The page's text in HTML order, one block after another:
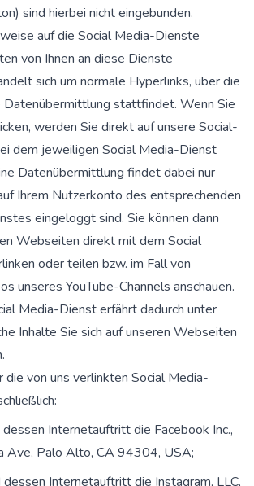
sind hierbei nicht eingebunden.
auf die Social Media-Dienste
von Ihnen an diese Dienste
sich um normale Hyperlinks, über die
Datenübermittlung stattfindet. Wenn Sie
werden Sie direkt auf unsere Social-
dem jeweiligen Social Media-Dienst
Datenübermittlung findet dabei nur
Ihrem Nutzerkonto des entsprechenden
eingeloggt sind. Sie können dann
Webseiten direkt mit dem Social
oder teilen bzw. im Fall von
unseres YouTube-Channels anschauen.
Media-Dienst erfährt dadurch unter
Inhalte Sie sich auf unseren Webseiten
die von uns verlinkten Social Media-
Internetauftritt die Facebook Inc.,
Ave, Palo Alto, CA 94304, USA;
dessen Internetauftritt die Instagram, LLC,